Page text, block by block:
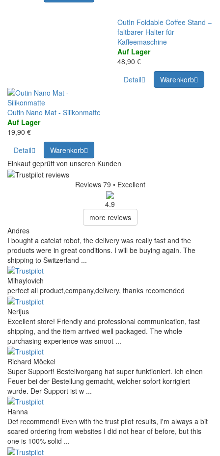
OutIn Foldable Coffee Stand –
faltbarer Halter für
Kaffeemaschine
Auf Lager
48,90 €
Detail
Warenkorb
Outin Nano Mat - Silikonmatte
Auf Lager
19,90 €
Detail
Warenkorb
Einkauf geprüft von unseren Kunden
Reviews 79 • Excellent
4.9
more reviews
Andres
I bought a cafelat robot, the delivery was really fast and the
products were in great conditions. I will be buying again. The
shipping to Switzerland ...
Mihaylovich
perfect all product,company,delivery, thanks recomended
Nerijus
Excellent store! Friendly and professional communication, fast
shipping, and the item arrived well packaged. The whole
purchasing experience was smoot ...
Richard Möckel
Super Support! Bestellvorgang hat super funktioniert. Ich einen
Feuer bei der Bestellung gemacht, welcher sofort korrigiert
wurde. Der Support ist w ...
Hanna
Def recommend! Even with the trust pilot results, I'm always a bit
scared ordering from websites I did not hear of before, but this
one is 100% solid ...